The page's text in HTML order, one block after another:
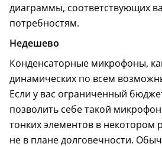
диаграммы, соответствующих
потребностям.
Недешево
Конденсаторные микрофоны,
динамических по всем
Если у вас ограниченный
позволить себе такой
тонких элементов в некотором
не в плане долговечности.